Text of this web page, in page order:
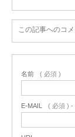
この記事へのコ
名前 ( 必須 )
E-MAIL ( 必須 ) -